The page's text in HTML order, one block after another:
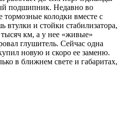
подшипник. Недавно во
тормозные колодки вместе с
и стойки стабилизатора,
км, а у нее «живые»
глушитель. Сейчас одна
новую и скоро ее заменю.
в ближнем свете и габаритах,